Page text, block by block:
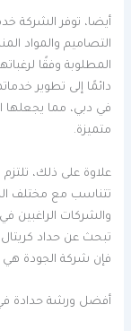
أيضا، توفر الشركة
التصاميم والمواد
المطلوبة وفقًا
دائمًا إلى تطوير
في دبي، مما يجعلها
متميزة.
علاوة على ذلك،
تتناسب مع مختلف
والشركات الراغبين
تبحث عن حداد
فإن شركة الجودة هي
أفضل ورشة حدادة